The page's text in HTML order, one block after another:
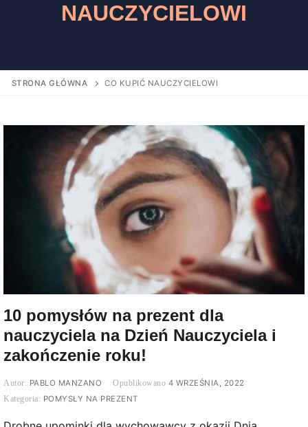
NAUCZYCIELOWI
STRONA GŁÓWNA CO KUPIĆ NAUCZYCIELOWI
10 pomysłów na prezent dla
nauczyciela na Dzień Nauczyciela i
zakończenie roku!
PABLO MANZANO
4 WRZEŚNIA, 2022
POMYSŁY NA PREZENT